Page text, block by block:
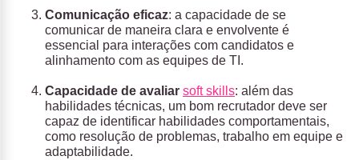
Comunicação eficaz: a capacidade de se
comunicar de maneira clara e envolvente é
essencial para interações com candidatos e
alinhamento com as equipes de TI.
Capacidade de avaliar soft skills: além das
habilidades técnicas, um bom recrutador deve ser
capaz de identificar habilidades comportamentais,
como resolução de problemas, trabalho em equipe e
adaptabilidade.